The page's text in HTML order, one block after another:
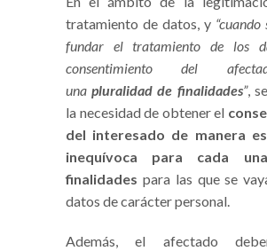
tratamiento de datos, y
fundar el tratamiento de los
consentimiento del
unapluralidad de finalidades”,
la necesidad de obtener el
del interesado de manera
inequívoca para cada
finalidades para las que se
datos de carácter personal.
Además, el afectado